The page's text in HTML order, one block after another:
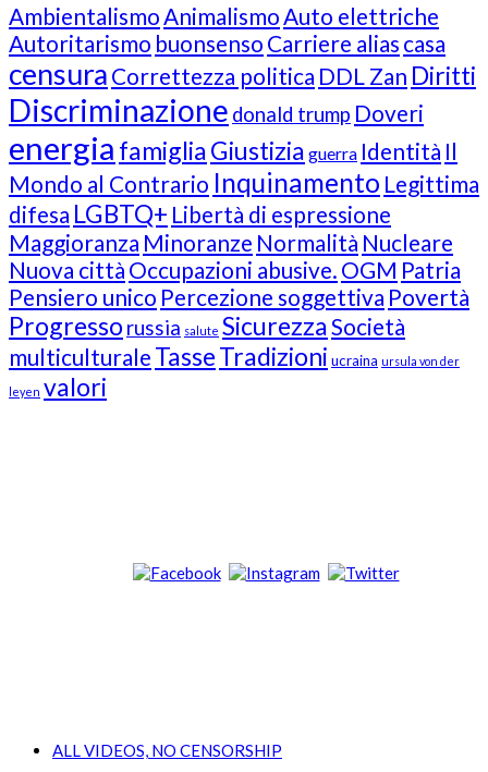
Ambientalismo Animalismo Auto elettriche
Autoritarismo buonsenso Carriere alias casa
censura Correttezza politica DDL Zan Diritti
Discriminazione donald trump Doveri
energia famigliaGiustizia guerra Identità Il
Mondo al Contrario Inquinamento Legittima
difesa LGBTQ+ Libertà di espressione
Maggioranza Minoranze Normalità Nucleare
Nuova città Occupazioni abusive. OGM Patria
Pensiero unico Percezione soggettiva Povertà
Progresso russia salute SicurezzaSocietà
multiculturale TasseTradizioni ucraina ursula von der
leyen valori
ALL VIDEOS, NO CENSORSHIP